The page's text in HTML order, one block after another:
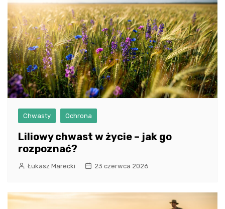
Chwasty Ochrona
Liliowy chwast w życie – jak go
rozpoznać?
Łukasz Marecki 23 czerwca 2026